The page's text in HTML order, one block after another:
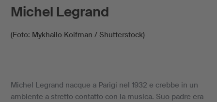
Michel Legrand
(Foto: Mykhailo Koifman / Shutterstock)
Michel Legrand nacque a Parigi nel 1932 e crebbe in un
ambiente a stretto contatto con la musica. Suo padre era